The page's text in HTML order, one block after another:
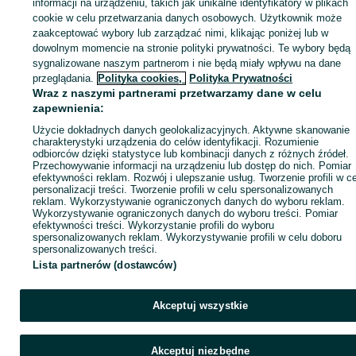
Zaloguj się / Załóż konto
Kup
informacji na urządzeniu, takich jak unikalne identyfikatory w plikach
cookie w celu przetwarzania danych osobowych. Użytkownik może
zaakceptować wybory lub zarządzać nimi, klikając poniżej lub w
dowolnym momencie na stronie polityki prywatności. Te wybory będą
sygnalizowane naszym partnerom i nie będą miały wpływu na dane
przeglądania. Polityka cookies, Polityka Prywatności
Wraz z naszymi partnerami przetwarzamy dane w celu
zapewnienia:
Użycie dokładnych danych geolokalizacyjnych. Aktywne skanowanie
charakterystyki urządzenia do celów identyfikacji. Rozumienie
odbiorców dzięki statystyce lub kombinacji danych z różnych źródeł.
Przechowywanie informacji na urządzeniu lub dostęp do nich. Pomiar
efektywności reklam. Rozwój i ulepszanie usług. Tworzenie profili w
personalizacji treści. Tworzenie profili w celu spersonalizowanych
reklam. Wykorzystywanie ograniczonych danych do wyboru reklam.
Wykorzystywanie ograniczonych danych do wyboru treści. Pomiar
efektywności treści. Wykorzystanie profili do wyboru
spersonalizowanych reklam. Wykorzystywanie profili w celu doboru
spersonalizowanych treści.
Lista partnerów (dostawców)
Akceptuj wszystkie
Akceptuj niezbędne